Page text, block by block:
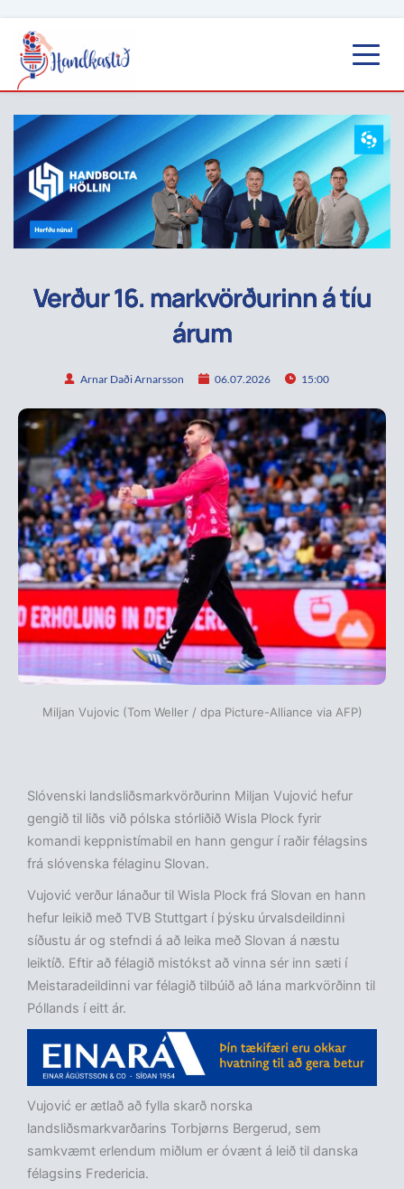
Verður 16. markvörðurinn á tíu
árum
Arnar Daði Arnarsson 06.07.2026 15:00
Miljan Vujovic (Tom Weller / dpa Picture-Alliance via AFP)
Slóvenski landsliðsmarkvörðurinn Miljan Vujović hefur
gengið til liðs við pólska stórliðið Wisla Plock fyrir
komandi keppnistímabil en hann gengur í raðir félagsins
frá slóvenska félaginu Slovan.
Vujović verður lánaður til Wisla Plock frá Slovan en hann
hefur leikið með TVB Stuttgart í þýsku úrvalsdeildinni
síðustu ár og stefndi á að leika með Slovan á næstu
leiktíð. Eftir að félagið mistókst að vinna sér inn sæti í
Meistaradeildinni var félagið tilbúið að lána markvörðinn til
Póllands í eitt ár.
Vujović er ætlað að fylla skarð norska
landsliðsmarkvarðarins Torbjørns Bergerud, sem
samkvæmt erlendum miðlum er óvænt á leið til danska
félagsins Fredericia.